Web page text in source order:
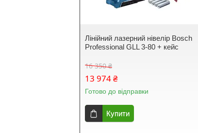
Лінійний лазерний нівелір Bosch
Professional GLL 3-80 + кейс
16 350 ₴
13 974 ₴
Готово до відправки
Купити